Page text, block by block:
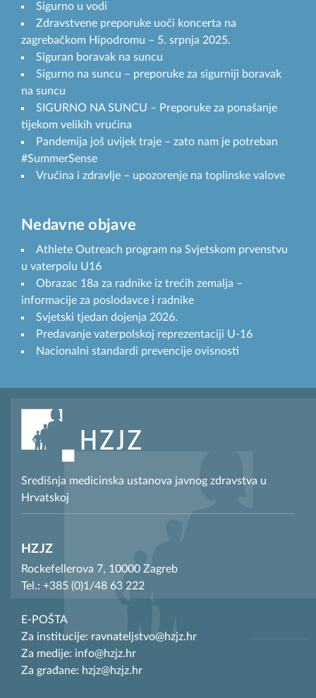
Sigurno u vodi
Zdravstvene preporuke uoči koncerta na
zagrebačkom Hipodromu – 5. srpnja 2025.
Siguran boravak na suncu
Sigurno na suncu – preporuke za sigurniji boravak
na suncu
SIGURNO NA SUNCU – Preporuke za ponašanje
tijekom velikih vrućina
Pandemija još uvijek traje – zato nam je potreban
#SummerSense
Vrućina i zdravlje – upozorenje na toplinske valove
Nedavne objave
Athlete Outreach program na Svjetskom prvenstvu
u vaterpolu U16
Obrazac 18a za radnike iz trećih zemalja –
informacije za poslodavce i radnike
Svjetski tjedan dojenja 2026.
Predavanje vaterpolskoj reprezentaciji U-16
Nacionalni standardi prevencije ovisnosti
Središnja medicinska ustanova javnog zdravstva u
Hrvatskoj
HZJZ
Rockefellerova 7, 10000 Zagreb
Tel.: +385 (0)1/48 63 222
E-POŠTA
Za institucije: ravnateljstvo@hzjz.hr
Za medije: info@hzjz.hr
Za građane: hzjz@hzjz.hr